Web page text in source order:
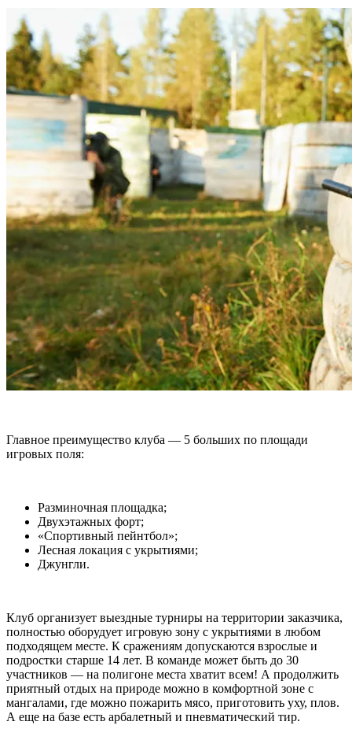
Главное преимущество клуба — 5 больших по площади
игровых поля:
Разминочная площадка;
Двухэтажных форт;
«Спортивный пейнтбол»;
Лесная локация с укрытиями;
Джунгли.
Клуб организует выездные турниры на территории заказчика,
полностью оборудует игровую зону с укрытиями в любом
подходящем месте. К сражениям допускаются взрослые и
подростки старше 14 лет. В команде может быть до 30
участников — на полигоне места хватит всем! А продолжить
приятный отдых на природе можно в комфортной зоне с
мангалами, где можно пожарить мясо, приготовить уху, плов.
А еще на базе есть арбалетный и пневматический тир.